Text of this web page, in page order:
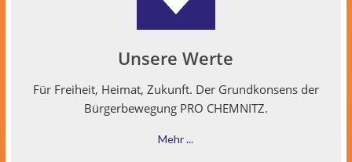
Unsere Werte
Für Frei­heit, Heimat, Zukun­ft. Der Grund­kon­sens der
Bürg­er­be­we­gung PRO CHEMNITZ.
Mehr ...